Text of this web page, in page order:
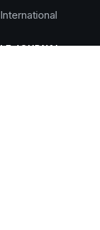
International
LE JOURNAL